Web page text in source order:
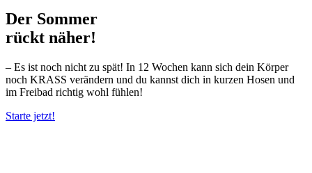
Der Sommer
rückt näher!
– Es ist noch nicht zu spät! In 12 Wochen kann sich dein Körper
noch KRASS verändern und du kannst dich in kurzen Hosen und
im Freibad richtig wohl fühlen!
Starte jetzt!